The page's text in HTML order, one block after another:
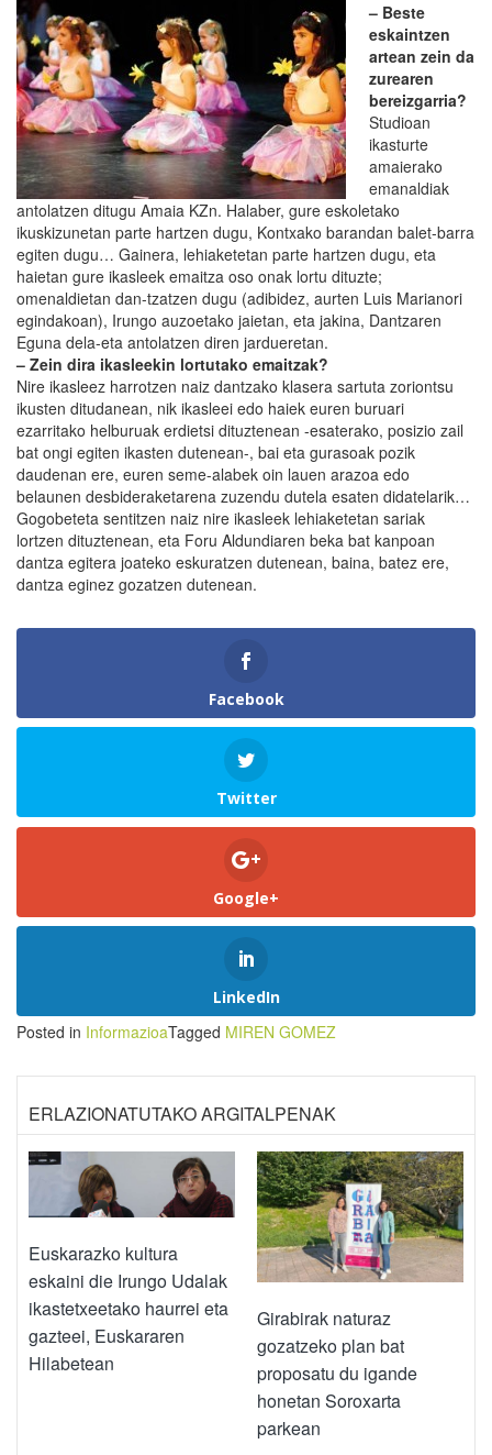
– Beste
eskaintzen
artean zein da
zurearen
bereizgarria?
Studioan
ikasturte
amaierako
emanaldiak
antolatzen ditugu Amaia KZn. Halaber, gure eskoletako
ikuskizunetan parte hartzen dugu, Kontxako barandan balet-barra
egiten dugu… Gainera, lehiaketetan parte hartzen dugu, eta
haietan gure ikasleek emaitza oso onak lortu dituzte;
omenaldietan dan-tzatzen dugu (adibidez, aurten Luis Marianori
egindakoan), Irungo auzoetako jaietan, eta jakina, Dantzaren
Eguna dela-eta antolatzen diren jardueretan.
– Zein dira ikasleekin lortutako emaitzak?
Nire ikasleez harrotzen naiz dantzako klasera sartuta zoriontsu
ikusten ditudanean, nik ikasleei edo haiek euren buruari
ezarritako helburuak erdietsi dituztenean -esaterako, posizio zail
bat ongi egiten ikasten dutenean-, bai eta gurasoak pozik
daudenan ere, euren seme-alabek oin lauen arazoa edo
belaunen desbideraketarena zuzendu dutela esaten didatelarik…
Gogobeteta sentitzen naiz nire ikasleek lehiaketetan sariak
lortzen dituztenean, eta Foru Aldundiaren beka bat kanpoan
dantza egitera joateko eskuratzen dutenean, baina, batez ere,
dantza eginez gozatzen dutenean.
Facebook
Twitter
Google+
LinkedIn
Posted in InformazioaTagged MIREN GOMEZ
ERLAZIONATUTAKO ARGITALPENAK
Euskarazko kultura
eskaini die Irungo Udalak
ikastetxeetako haurrei eta
gazteei, Euskararen
Hilabetean
Girabirak naturaz
gozatzeko plan bat
proposatu du igande
honetan Soroxarta
parkean